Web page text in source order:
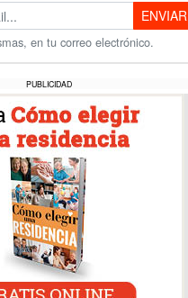
ENVIAR
en tu correo electrónico.
PUBLICIDAD